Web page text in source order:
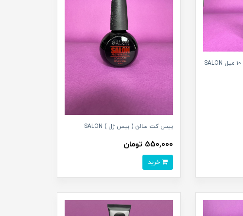
بیس کت سالن ( بیس ژل ) SALON
550,000 تومان
خرید